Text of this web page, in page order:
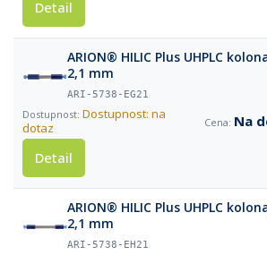
Detail
ARION® HILIC Plus UHPLC
2,1 mm
ARI-5738-EG21
Dostupnost: na
dotaz
Na
Detail
ARION® HILIC Plus UHPLC
2,1 mm
ARI-5738-EH21